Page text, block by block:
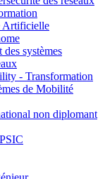
Artificielle
systèmes
- Transformation
de Mobilité
non diplomant